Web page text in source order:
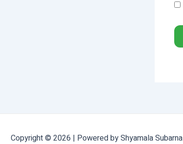
Copyright © 2026 | Powered by Shyamala Subarna